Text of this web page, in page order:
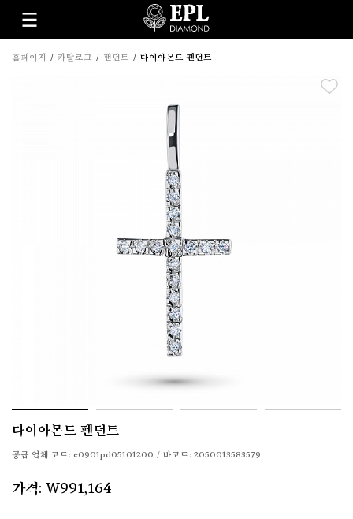
홈페이지 카탈로그 팬던트 다이아몬드 펜던트
다이아몬드 펜던트
공급 업체 코드: e0901pd05101200 / 바코드: 2050013583579
가격: W991,164